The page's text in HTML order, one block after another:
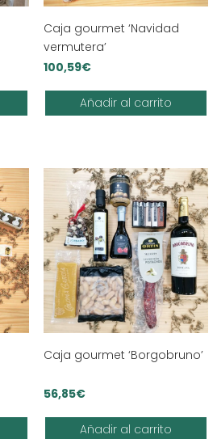
Caja gourmet ‘Navidad
vermutera’
100,59€
Añadir al carrito
Caja gourmet ‘Borgobruno’
56,85€
Añadir al carrito